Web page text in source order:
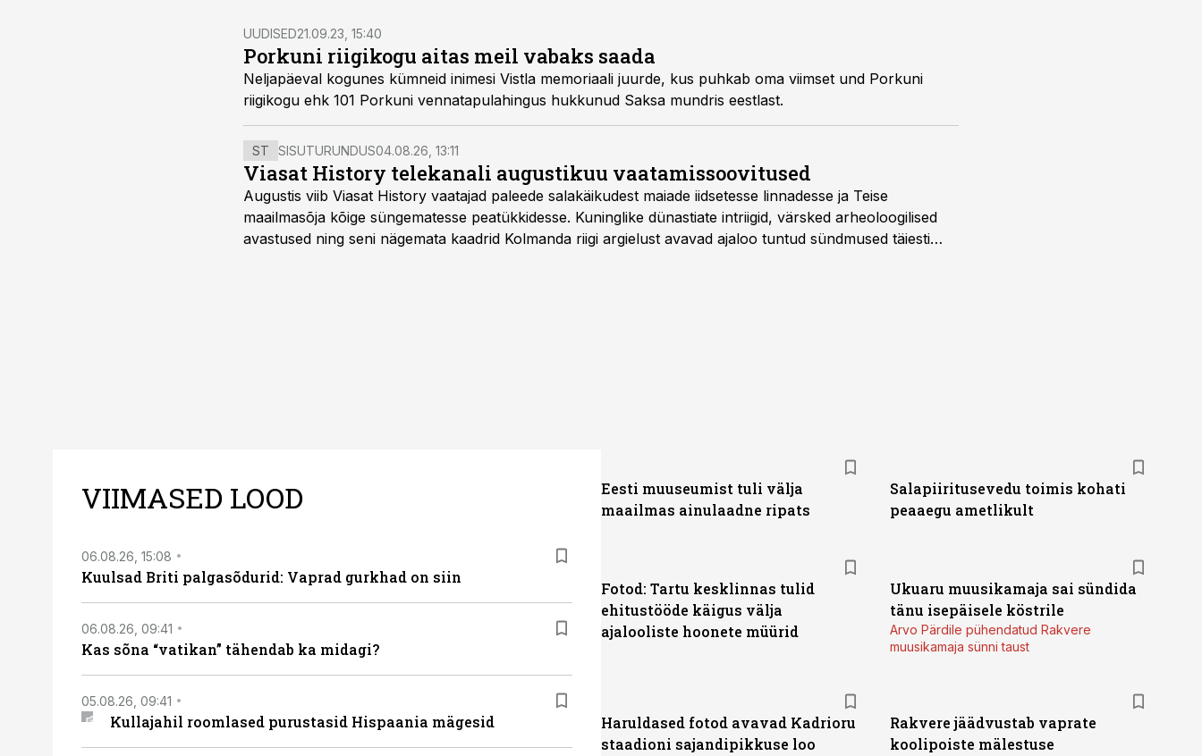
UUDISED21.09.23, 15:40
Porkuni riigikogu aitas meil vabaks saada
Neljapäeval kogunes kümneid inimesi Vistla memoriaali juurde, kus puhkab oma viimset und Porkuni
riigikogu ehk 101 Porkuni vennatapulahingus hukkunud Saksa mundris eestlast.
ST SISUTURUNDUS04.08.26, 13:11
Viasat History telekanali augustikuu vaatamissoovitused
Augustis viib Viasat History vaatajad paleede salakäikudest maiade iidsetesse linnadesse ja Teise
maailmasõja kõige süngematesse peatükkidesse. Kuninglike dünastiate intriigid, värsked arheoloogilised
avastused ning seni nägemata kaadrid Kolmanda riigi argielust avavad ajaloo tuntud sündmused täiesti
VIIMASED LOOD
06.08.26, 15:08
Kuulsad Briti palgasõdurid: Vaprad gurkhad on siin
06.08.26, 09:41
Kas sõna “vatikan” tähendab ka midagi?
05.08.26, 09:41
Kullajahil roomlased purustasid Hispaania mägesid
Eesti muuseumist tuli välja
maailmas ainulaadne ripats
Salapiiritusevedu toimis kohati
peaaegu ametlikult
Fotod: Tartu kesklinnas tulid
ehitustööde käigus välja
ajalooliste hoonete müürid
Ukuaru muusikamaja sai sündida
tänu isepäisele köstrile
Arvo Pärdile pühendatud Rakvere
muusikamaja sünni taust
Haruldased fotod avavad Kadrioru
staadioni sajandipikkuse loo
Rakvere jäädvustab vaprate
koolipoiste mälestuse